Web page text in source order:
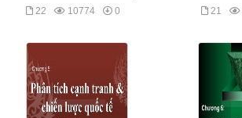
22 10774 0 21